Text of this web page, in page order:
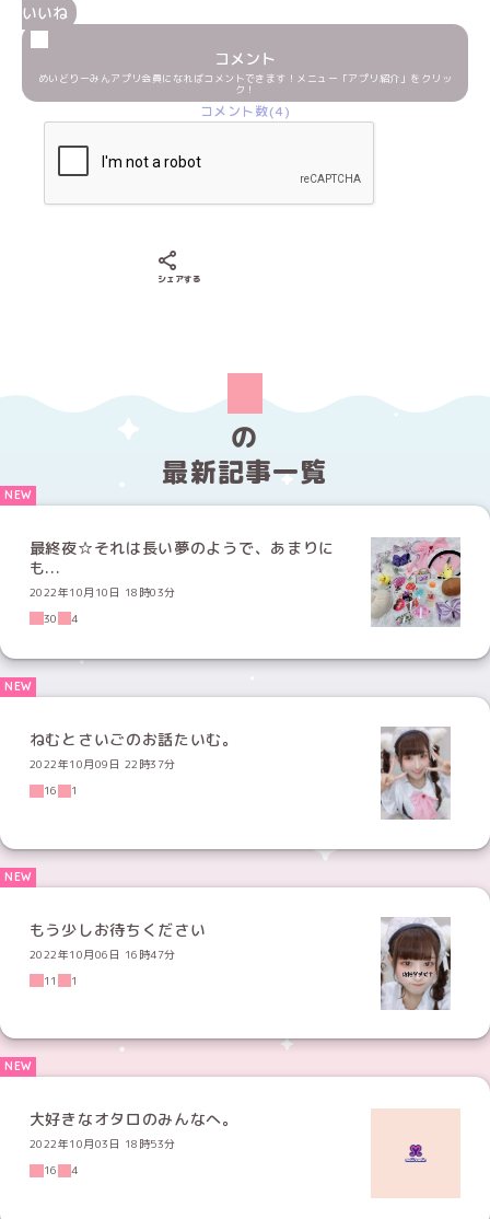
いいね
コメント
めいどりーみんアプリ会員になればコメントできます！メニュー「アプリ紹介」をクリッ
ク！
コメント数(4)
シェアする
の
最新記事一覧
最終夜☆それは長い夢のようで、あまりに
も...
2022年10月10日 18時03分
30
4
ねむとさいごのお話たいむ。
2022年10月09日 22時37分
16
1
もう少しお待ちください
2022年10月06日 16時47分
11
1
大好きなオタロのみんなへ。
2022年10月03日 18時53分
16
4